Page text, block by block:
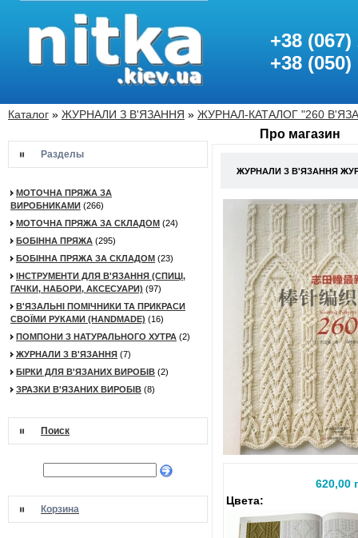
+38 (067)
+38 (050)
Каталог » ЖУРНАЛИ З В'ЯЗАННЯ » ЖУРНАЛ-КАТАЛОГ "260
Разделы
МОТОЧНА ПРЯЖА ЗА
ВИРОБНИКАМИ (266)
МОТОЧНА ПРЯЖА ЗА СКЛАДОМ (24)
БОБІННА ПРЯЖА (295)
БОБІННА ПРЯЖА ЗА СКЛАДОМ (23)
ІНСТРУМЕНТИ ДЛЯ В'ЯЗАННЯ (СПИЦІ,
ГАЧКИ, НАБОРИ, АКСЕСУАРИ) (97)
В'ЯЗАЛЬНІ ПОМІЧНИКИ ТА ПРИКРАСИ
СВОЇМИ РУКАМИ (HANDMADE) (16)
ПОМПОНИ З НАТУРАЛЬНОГО ХУТРА (2)
ЖУРНАЛИ З В'ЯЗАННЯ (7)
БІРКИ ДЛЯ В'ЯЗАНИХ ВИРОБІВ (2)
ЗРАЗКИ В'ЯЗАНИХ ВИРОБІВ (8)
Поиск
Корзина
Про магазин
ЖУРНАЛИ З В'ЯЗАННЯ
620,00
Цвета: